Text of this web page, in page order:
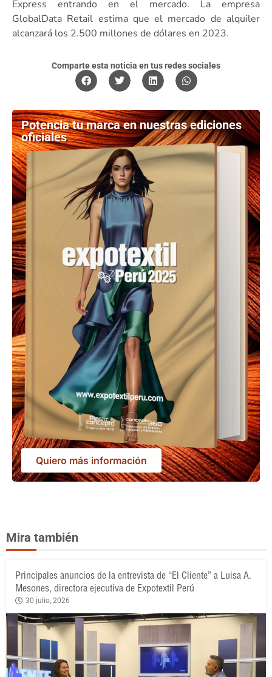
Express entrando en el mercado. La empresa
GlobalData Retail estima que el mercado de alquiler
alcanzará los 2.500 millones de dólares en 2023.
Comparte esta noticia en tus redes sociales
Potencia tu marca en nuestras ediciones
oficiales
Quiero más información
Mira también
Principales anuncios de la entrevista de “El Cliente” a Luisa A.
Mesones, directora ejecutiva de Expotextil Perú
30 julio, 2026